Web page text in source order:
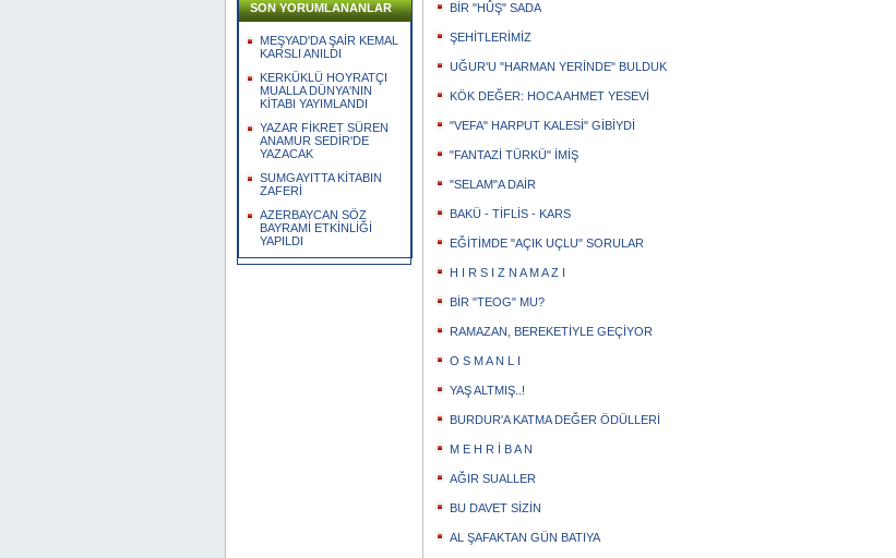
SON YORUMLANANLAR
MEŞYAD'DA ŞAİR KEMAL
KARSLI ANILDI
KERKÜKLÜ HOYRATÇI
MUALLA DÜNYA'NIN
KİTABI YAYIMLANDI
YAZAR FİKRET SÜREN
ANAMUR SEDİR'DE
YAZACAK
SUMGAYITTA KİTABIN
ZAFERİ
AZERBAYCAN SÖZ
BAYRAMİ ETKİNLİĞİ
YAPILDI
BİR "HÛŞ" SADA
ŞEHİTLERİMİZ
UĞUR'U "HARMAN YERİNDE" BULDUK
KÖK DEĞER: HOCA AHMET YESEVİ
"VEFA" HARPUT KALESİ" GİBİYDİ
"FANTAZİ TÜRKÜ" İMİŞ
"SELAM"A DAİR
BAKÜ - TİFLİS - KARS
EĞİTİMDE "AÇIK UÇLU" SORULAR
H I R S I Z N A M A Z I
BİR "TEOG" MU?
RAMAZAN, BEREKETİYLE GEÇİYOR
O S M A N L I
YAŞ ALTMIŞ..!
BURDUR'A KATMA DEĞER ÖDÜLLERİ
M E H R İ B A N
AĞIR SUALLER
BU DAVET SİZİN
AL ŞAFAKTAN GÜN BATIYA